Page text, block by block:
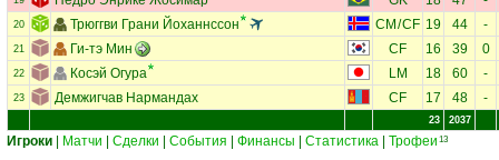
20 Трюггви Грани Йоханнссон CM /CF 19 44 -
21 Ги-тэ Мин CF 16 39 0
22 Косэй Огура LM 18 60 -
23 Демжигчав Нармандах CF 17 48 -
23 2037
Игроки Матчи Сделки События Финансы Статистика Трофеи 13